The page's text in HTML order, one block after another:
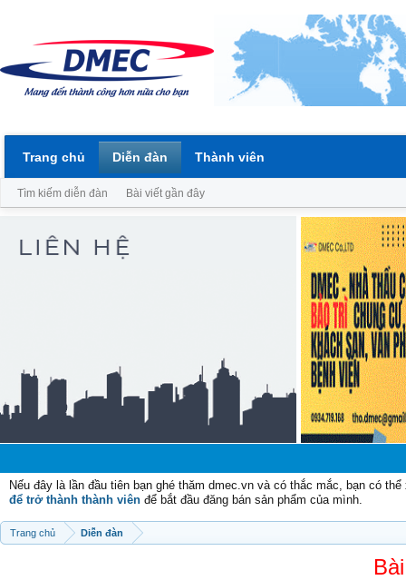
Nếu đây là lần đầu tiên bạn ghé thăm dmec.vn và có thắc mắc, bạn có
để trở thành thành viên để bắt đầu đăng bán sản phẩm của mình.
Trang chủ Diễn đàn
Trang chủ Diễn đàn
Tìm kiếm diễn đàn Bài viết gần đây
Thành viên